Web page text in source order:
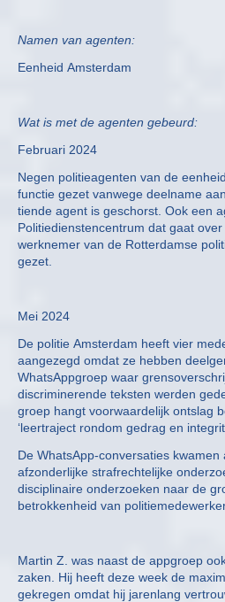
Namen van agenten:
Eenheid Amsterdam
Wat is met de agenten gebeurd:
Februari 2024
Negen politieagenten van de
functie gezet vanwege deelname
tiende agent is geschorst. Ook een
Politiedienstencentrum dat gaat
werknemer van de Rotterdamse
gezet.
Mei 2024
De politie Amsterdam heeft vier
aangezegd omdat ze hebben
WhatsAppgroep waar
discriminerende teksten werden
groep hangt voorwaardelijk ontslag
‘leertraject rondom gedrag en
De WhatsApp-conversaties
afzonderlijke strafrechtelijke
disciplinaire onderzoeken naar de
betrokkenheid van
Martin Z. was naast de appgroep
zaken. Hij heeft deze week de
gekregen omdat hij jarenlang